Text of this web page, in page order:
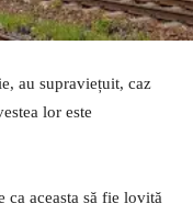
au supraviețuit, caz
lor este
ca aceasta să fie lovită